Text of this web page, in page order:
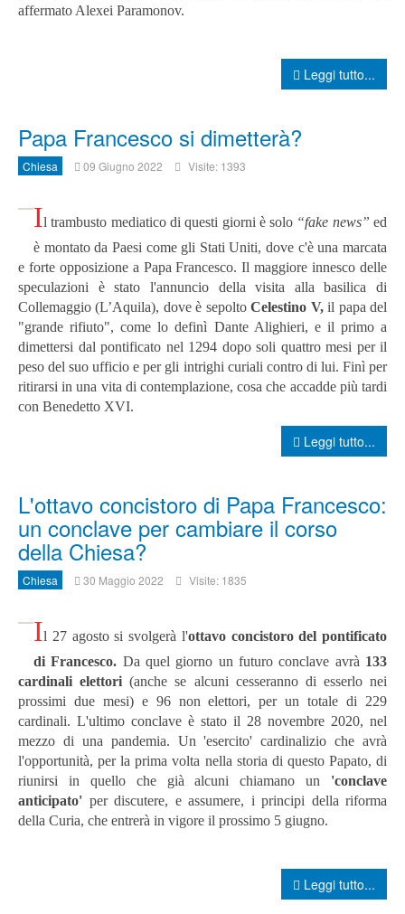
affermato Alexei Paramonov.
Leggi tutto...
Papa Francesco si dimetterà?
Chiesa 09 Giugno 2022 Visite: 1393
Il trambusto mediatico di questi giorni è solo “fake news” ed
è montato da Paesi come gli Stati Uniti, dove c'è una marcata
e forte opposizione a Papa Francesco.Il maggiore innesco delle
speculazioni è stato l'annuncio della visita alla basilica di
Collemaggio (L’Aquila), dove è sepoltoCelestino V,il papa del
"grande rifiuto", come lo definì Dante Alighieri, e il primo a
dimettersi dal pontificato nel 1294 dopo soli quattro mesi per il
peso del suo ufficio e per gli intrighi curiali contro di lui. Finì per
ritirarsi in una vita di contemplazione, cosa che accadde più tardi
con Benedetto XVI.
Leggi tutto...
L'ottavo concistoro di Papa Francesco:
un conclave per cambiare il corso
della Chiesa?
Chiesa 30 Maggio 2022 Visite: 1835
Il 27 agosto si svolgerà l'ottavo concistoro del pontificato
di Francesco. Da quel giorno un futuro conclave avrà 133
cardinali elettori (anche se alcuni cesseranno di esserlo nei
prossimi due mesi) e 96 non elettori, per un totale di 229
cardinali. L'ultimo conclave è stato il 28 novembre 2020, nel
mezzo di una pandemia. Un 'esercito' cardinalizio che avrà
l'opportunità, per la prima volta nella storia di questo Papato, di
riunirsi in quello che già alcuni chiamano un 'conclave
anticipato' per discutere, e assumere, i principi della riforma
della Curia, che entrerà in vigore il prossimo 5 giugno.
Leggi tutto...